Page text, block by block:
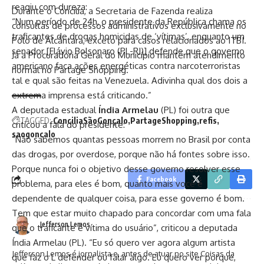
Durante o Concilia, a Secretaria de Fazenda realiza
consultas de processos administrativos exclusivamente no
Polo de Alcântara, exceto para casos relacionados ao ITBI.
Já a Procuradoria Geral do Município mantém atendimento
normal no Partage Shopping.
TAGGED:ConciliaSãoGonçalo PartageShopping refis
saogoncalo
Facebook
Jefferson Lemos
Jefferson Lemos é jornalista e, antes de atuar no site Coisas da
reagiu com dureza:
“Num período de 24h, o presidente da República chama os
traficantes de drogas homicidas de ‘vítimas’, enquanto um
senador [Flávio Bolsonaro (PL-RJ)] defende que o governo
americano faça ações energéticas contra narcoterroristas
tal e qual são feitas na Venezuela. Adivinha qual dos dois a
extrema imprensa está criticando.”
A deputada estadual Índia Armelau (PL) foi outra que
criticou a fala do presidente:
“Não sabemos quantas pessoas morrem no Brasil por conta
das drogas, por overdose, porque não há fontes sobre isso.
Porque nunca foi o objetivo desse governo resolver esse
problema, para eles é bom, quanto mais você é
dependente de qualquer coisa, para esse governo é bom.
Tem que estar muito chapado para concordar com uma fala
que o traficante é vítima do usuário”, criticou a deputada
Índia Armelau (PL). “Eu só quero ver agora algum artista
que faz o L defender ou falar algo. Eu quero ver porque,